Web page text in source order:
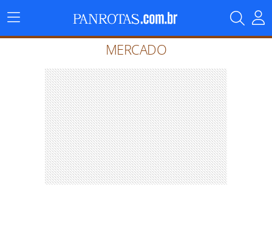
Menu
Principal
MERCADO